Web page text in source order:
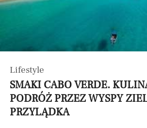
Lifestyle
SMAKI CABO VERDE.
PODRÓŻ PRZEZ WYSPY
PRZYLĄDKA